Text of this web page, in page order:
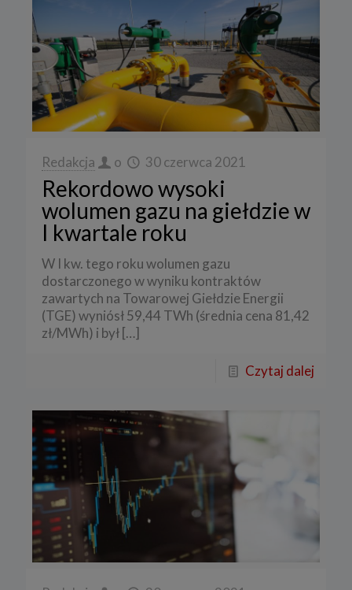
Redakcja o 30 czerwca 2021
Rekordowo wysoki
wolumen gazu na giełdzie w
I kwartale roku
W I kw. tego roku wolumen gazu
dostarczonego w wyniku kontraktów
zawartych na Towarowej Giełdzie Energii
(TGE) wyniósł 59,44 TWh (średnia cena 81,42
zł/MWh) i był[…]
Czytaj dalej